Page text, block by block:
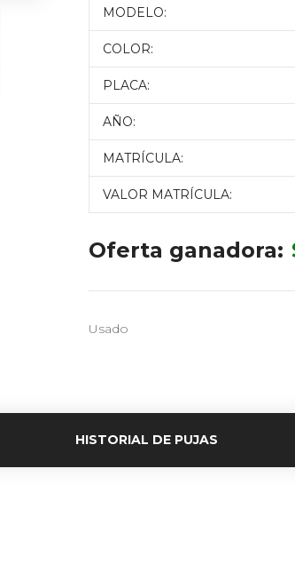
MODELO:
COLOR:
PLACA:
AÑO:
MATRÍCULA:
VALOR MATRÍCULA:
Oferta ganadora:
Usado
HISTORIAL DE PUJAS